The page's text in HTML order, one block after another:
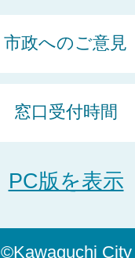
市政へのご意見
窓口受付時間
PC版を表示
©Kawaguchi City